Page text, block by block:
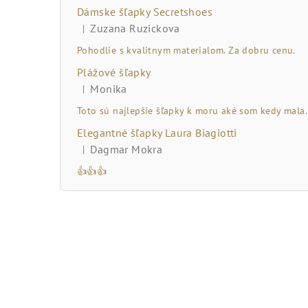
l
Dámske šľapky Secretshoes
Hodnotenie produktu je 5 z 5 hviezdičiek.
| Zuzana Ruzickova
Pohodlie s kvalitnym materialom. Za dobru cenu.
Plážové šľapky
Hodnotenie produktu je 5 z 5 hviezdičiek.
| Monika
Toto sú najlepšie šľapky k moru aké som kedy mala.
Elegantné šľapky Laura Biagiotti
Hodnotenie produktu je 5 z 5 hviezdičiek.
| Dagmar Mokra
👍👍👍